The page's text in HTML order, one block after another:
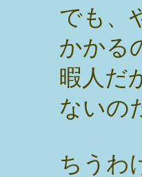
でも、
かかる
暇人だ
ないの
ちうわ